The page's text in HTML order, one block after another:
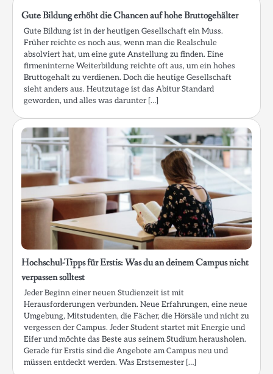
Gute Bildung erhöht die Chancen auf hohe Bruttogehälter
Gute Bildung ist in der heutigen Gesellschaft ein Muss.
Früher reichte es noch aus, wenn man die Realschule
absolviert hat, um eine gute Anstellung zu finden. Eine
firmeninterne Weiterbildung reichte oft aus, um ein hohes
Bruttogehalt zu verdienen. Doch die heutige Gesellschaft
sieht anders aus. Heutzutage ist das Abitur Standard
geworden, und alles was darunter […]
Hochschul-Tipps für Erstis: Was du an deinem Campus nicht
verpassen solltest
Jeder Beginn einer neuen Studienzeit ist mit
Herausforderungen verbunden. Neue Erfahrungen, eine neue
Umgebung, Mitstudenten, die Fächer, die Hörsäle und nicht zu
vergessen der Campus. Jeder Student startet mit Energie und
Eifer und möchte das Beste aus seinem Studium herausholen.
Gerade für Erstis sind die Angebote am Campus neu und
müssen entdeckt werden. Was Erstsemester […]